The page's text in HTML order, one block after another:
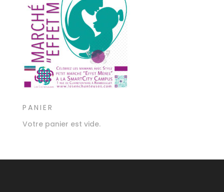
PANIER
Votre panier est vide.